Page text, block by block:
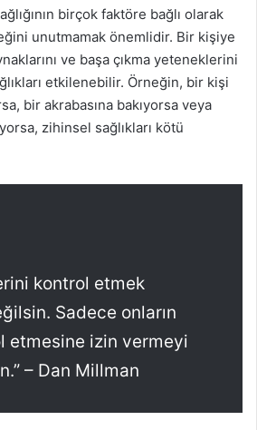
birçok faktöre bağlı olarak
unutmamak önemlidir. Bir kişiye
ve başa çıkma yeteneklerini
etkilenebilir. Örneğin, bir kişi
bir akrabasına bakıyorsa veya
zihinsel sağlıkları kötü
kontrol etmek
Sadece onların
etmesine izin vermeyi
– Dan Millman